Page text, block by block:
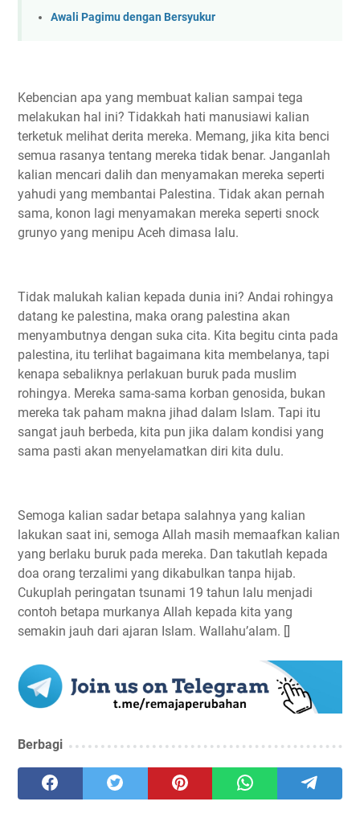
Awali Pagimu dengan Bersyukur
Kebencian apa yang membuat kalian sampai tega
melakukan hal ini? Tidakkah hati manusiawi kalian
terketuk melihat derita mereka. Memang, jika kita benci
semua rasanya tentang mereka tidak benar. Janganlah
kalian mencari dalih dan menyamakan mereka seperti
yahudi yang membantai Palestina. Tidak akan pernah
sama, konon lagi menyamakan mereka seperti snock
grunyo yang menipu Aceh dimasa lalu.
Tidak malukah kalian kepada dunia ini? Andai rohingya
datang ke palestina, maka orang palestina akan
menyambutnya dengan suka cita. Kita begitu cinta pada
palestina, itu terlihat bagaimana kita membelanya, tapi
kenapa sebaliknya perlakuan buruk pada muslim
rohingya. Mereka sama-sama korban genosida, bukan
mereka tak paham makna jihad dalam Islam. Tapi itu
sangat jauh berbeda, kita pun jika dalam kondisi yang
sama pasti akan menyelamatkan diri kita dulu.
Semoga kalian sadar betapa salahnya yang kalian
lakukan saat ini, semoga Allah masih memaafkan kalian
yang berlaku buruk pada mereka. Dan takutlah kepada
doa orang terzalimi yang dikabulkan tanpa hijab.
Cukuplah peringatan tsunami 19 tahun lalu menjadi
contoh betapa murkanya Allah kepada kita yang
semakin jauh dari ajaran Islam. Wallahu’alam. []
Berbagi